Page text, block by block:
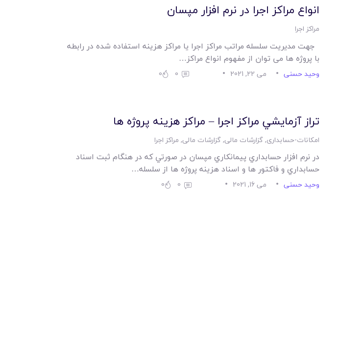
انواع مراکز اجرا در نرم افزار مپسان
مراکز اجرا
جهت مدیریت سلسله مراتب مراکز اجرا یا مراکز هزینه استفاده شده در رابطه
با پروژه ها می توان از مفهوم انواع مراکز…
وحید حسنی می 22, 2021 0
0
تراز آزمايشي مراکز اجرا – مراکز هزينه پروژه ها
امکانات-حسابداری,گزارشات مالی,گزارشات مالی, مراکز اجرا
در نرم افزار حسابداري پيمانکاري مپسان در صورتي که در هنگام ثبت اسناد
حسابداري و فاکتور ها و اسناد هزينه پروژه ها از سلسله…
وحید حسنی می 16, 2021 0
0